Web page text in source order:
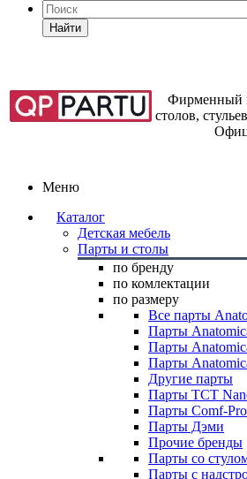
Найти
Фирменный
столов,
Меню
Каталог
Детская мебель
Парты и столы
по бренду
по комлектации
по размеру
Все парты
Парты
Парты
Парты
Другие парты
Парты TCT
Парты Comf-Pro
Парты Дэми
Прочие бренды
Парты со
Парты с